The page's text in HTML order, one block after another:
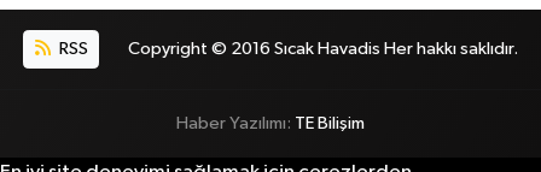
RSS Copyright © 2016 Sıcak Havadis Her hakkı saklıdır.
Haber Yazılımı: TE Bilişim